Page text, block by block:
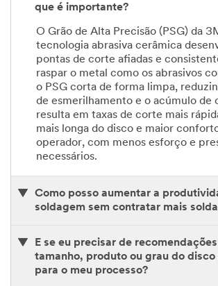
que é importante?
O Grão de Alta Precisão (PSG) da
tecnologia abrasiva cerâmica
pontas de corte afiadas e
raspar o metal como os abrasivos
o PSG corta de forma limpa,
de esmerilhamento e o acúmulo de
resulta em taxas de corte mais
mais longa do disco e maior
operador, com menos esforço e
necessários.
Como posso aumentar a
soldagem sem contratar mais
E se eu precisar de
tamanho, produto ou grau do disco
para o meu processo?